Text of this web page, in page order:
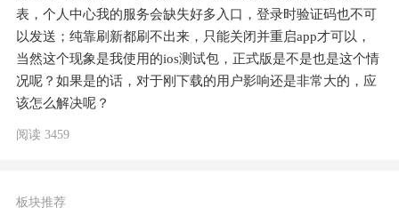
表，个人中心我的服务会缺失好多入口，登录时验证码也不可
以发送；纯靠刷新都刷不出来，只能关闭并重启app才可以，
当然这个现象是我使用的ios测试包，正式版是不是也是这个情
况呢？如果是的话，对于刚下载的用户影响还是非常大的，应
该怎么解决呢？
阅读 3459
板块推荐